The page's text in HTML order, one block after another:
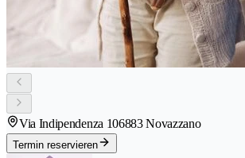
Via Indipendenza 106883 Novazzano
Termin reservieren